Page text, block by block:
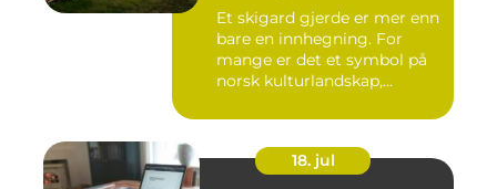
Et skigard gjerde er mer enn
bare en innhegning. For
mange er det et symbol på
norsk kulturlandskap,...
18. jul